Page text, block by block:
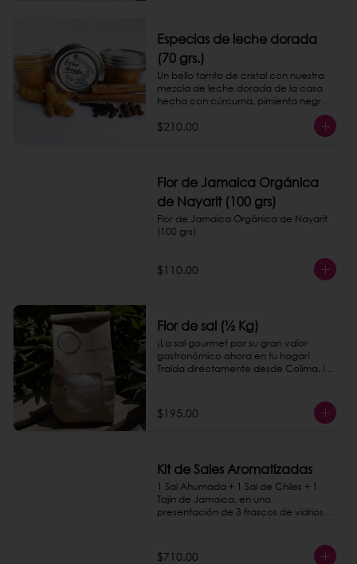
Especias de leche dorada
(70 grs.)
Un bello tarrito de cristal con nuestra
mezcla de leche dorada de la casa
hecha con cúrcuma, pimienta negra
$210.00
Flor de Jamaica Orgánica
de Nayarit (100 grs)
Flor de Jamaica Orgánica de Nayarit
(100 grs)
$110.00
Flor de sal (½ Kg)
¡La sal gourmet por su gran valor
gastronómico ahora en tu hogar!
Traída directamente desde Colima, le
$195.00
Kit de Sales Aromatízadas
1 Sal Ahumada + 1 Sal de Chiles + 1
Tajín de Jamaica, en una
presentación de 3 frascos de vidrios
$710.00